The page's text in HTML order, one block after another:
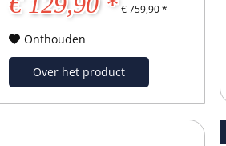
€ 759,90 *
Onthouden
Over het product